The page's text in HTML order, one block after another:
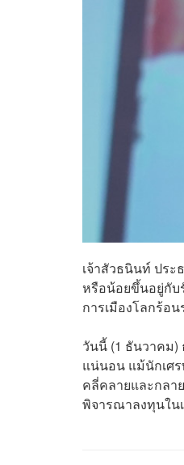
เจ้าสัวธนินท์ ปร
หรือน้อยขึ้นอยู่กับ
การเมืองโลกร้อน
วันนี้ (1 ธันวาคม)
แน่นอน แม้นักเศ
คลี่คลายและกลา
พิจารณาลงทุนใน